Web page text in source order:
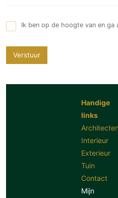
Ik ben op de hoogte van en ga
Verstuur
Handige
links
Architecten
Interieur
Exterieur
Tuin
Contact
Mijn